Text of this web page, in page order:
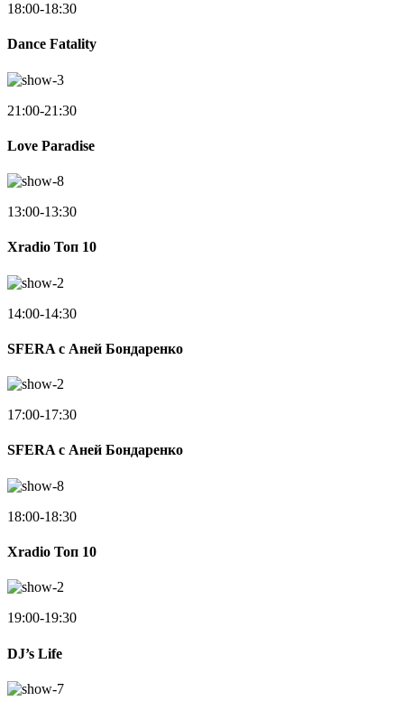
18:00-18:30
Dance Fatality
21:00-21:30
Love Paradise
13:00-13:30
Xradio Топ 10
14:00-14:30
SFERA с Аней Бондаренко
17:00-17:30
SFERA с Аней Бондаренко
18:00-18:30
Xradio Топ 10
19:00-19:30
DJ’s Life